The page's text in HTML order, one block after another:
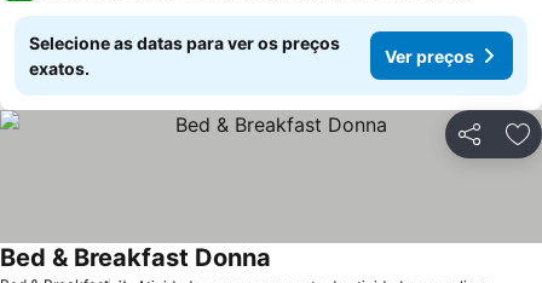
Selecione as datas para ver os preços
exatos.
Ver preços
Partilhar
Bed & Breakfast Donna